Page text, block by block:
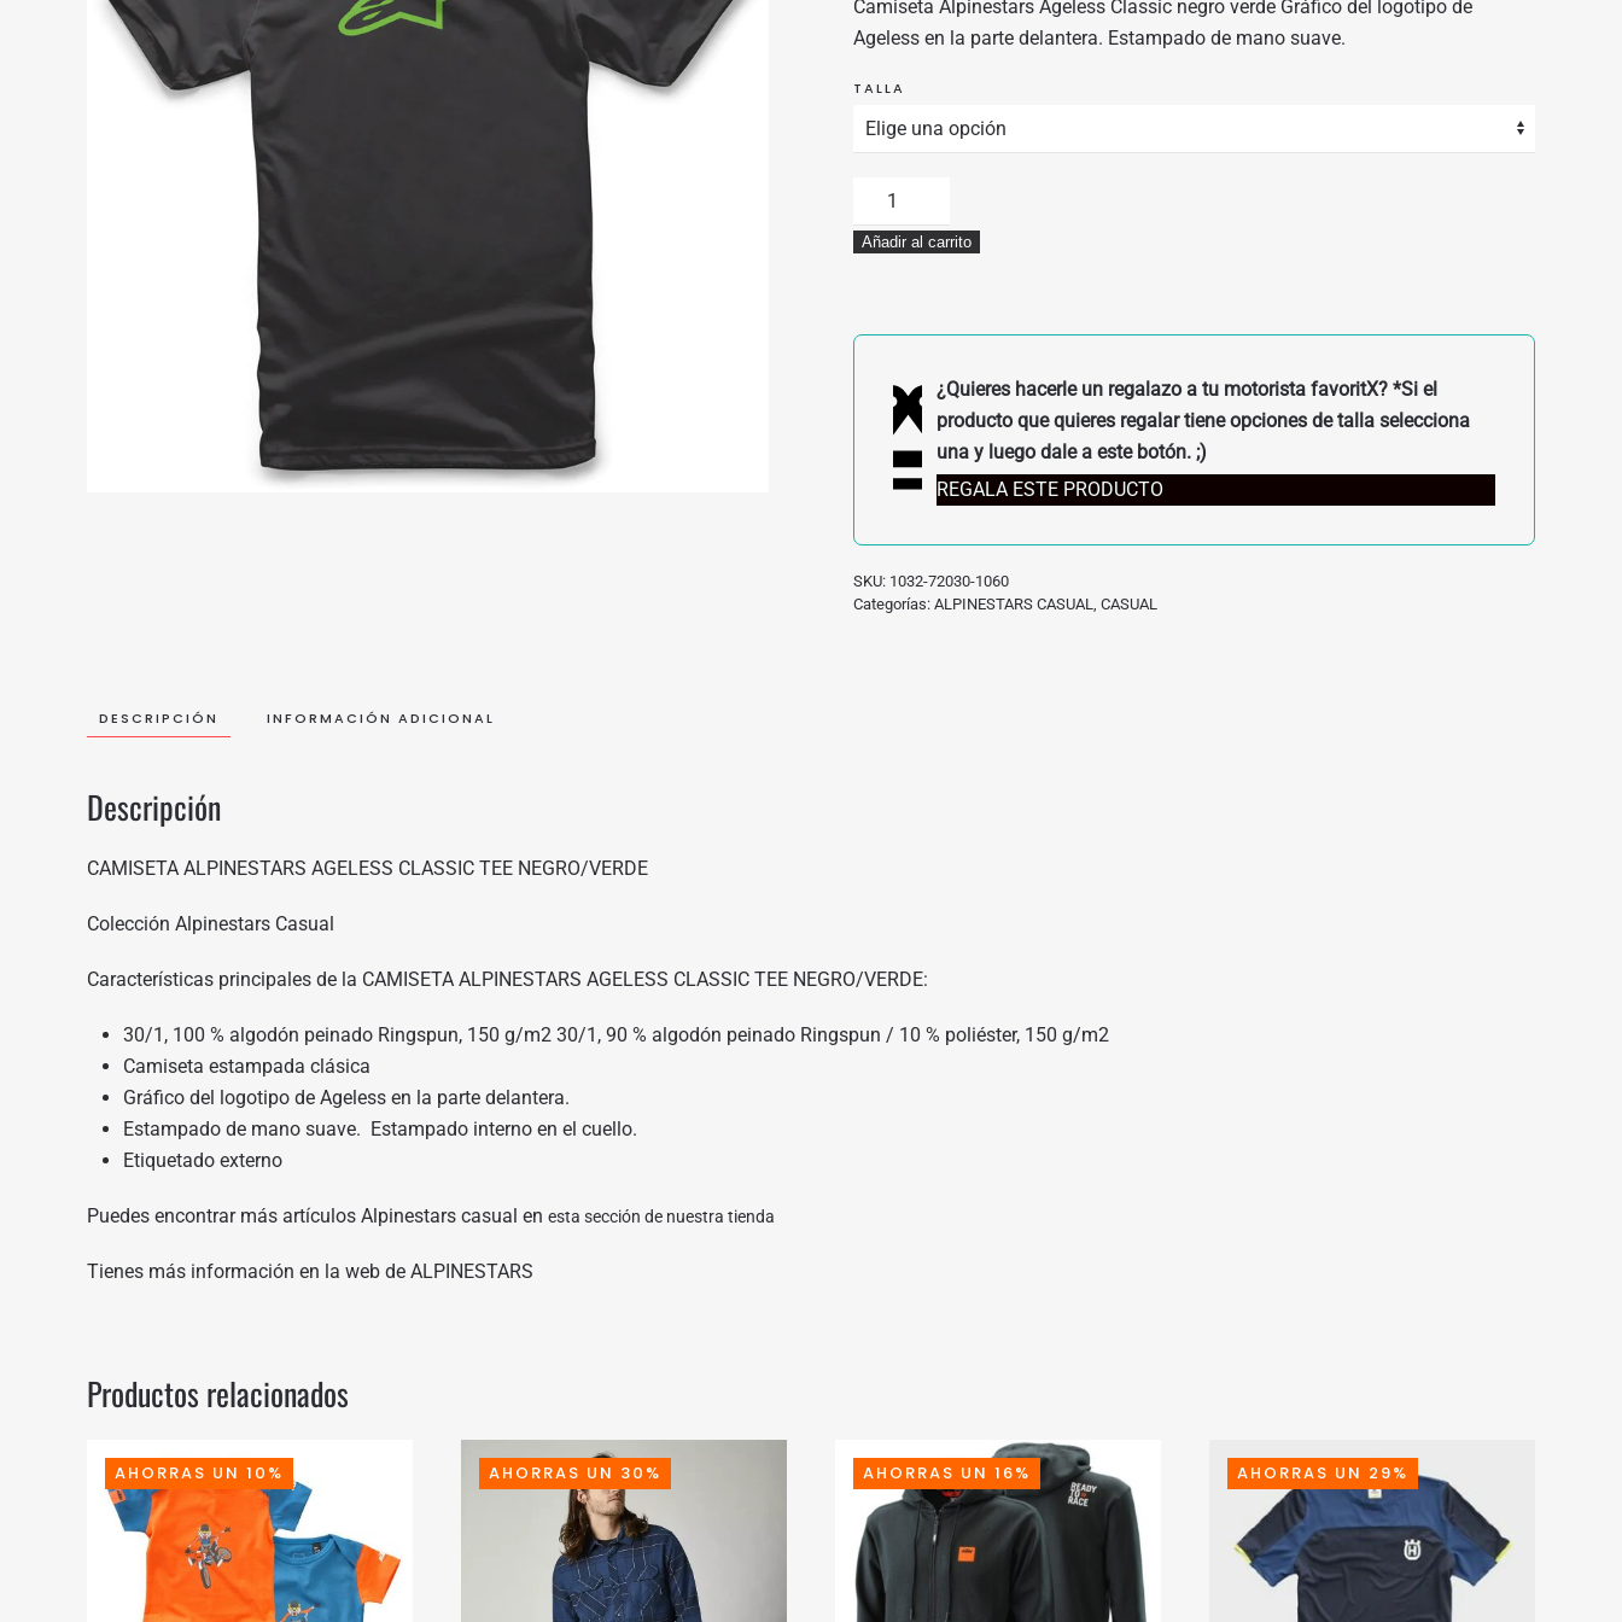
ERA:
32,95€.
ES:
29,65€.
Camiseta Alpinestars Ageless Classic negro verde Gráfico del logotipo de
Ageless en la parte delantera. Estampado de mano suave.
TALLA
CAMISETA
ALPINESTARS
AGELESS
NEGRO/VERDE
cantidad
Añadir al carrito
¿Quieres hacerle un regalazo a tu motorista favoritX? *Si el
producto que quieres regalar tiene opciones de talla selecciona
una y luego dale a este botón. ;)
REGALA ESTE PRODUCTO
SKU: 1032-72030-1060
Categorías: ALPINESTARS CASUAL, CASUAL
DESCRIPCIÓN INFORMACIÓN ADICIONAL
Descripción
CAMISETA ALPINESTARS AGELESS CLASSIC TEE NEGRO/VERDE
Colección Alpinestars Casual
Características principales de la CAMISETA ALPINESTARS AGELESS CLASSIC TEE NEGRO/VERDE:
30/1, 100 % algodón peinado Ringspun, 150 g/m2 30/1, 90 % algodón peinado Ringspun / 10 % poliéster, 150 g/m2
Camiseta estampada clásica
Gráfico del logotipo de Ageless en la parte delantera.
Estampado de mano suave. Estampado interno en el cuello.
Etiquetado externo
Puedes encontrar más artículos Alpinestars casual en esta sección de nuestra tienda
Tienes más información en la web de ALPINESTARS
Productos relacionados
AHORRAS UN 10% AHORRAS UN 30% AHORRAS UN 16% AHORRAS UN 29%